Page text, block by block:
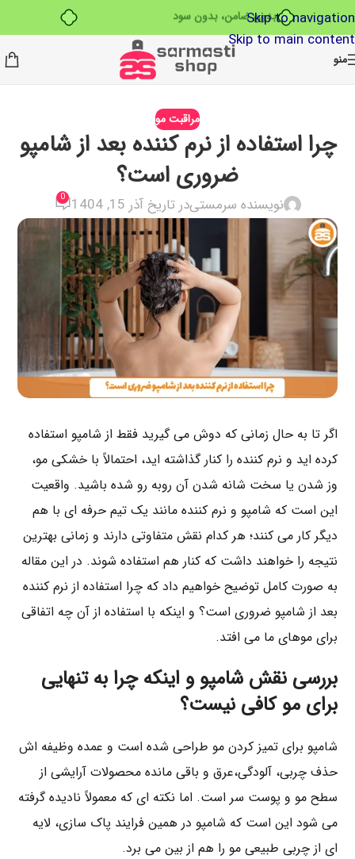
بدون ضامن، بدون سودSkip to navigation
Skip to main content
منو
مراقبت مو
چرا استفاده از نرم ‌کننده بعد از شامپو
ضروری است؟
نویسنده سرمستیدر تاریخ آذر 15, 1404 0
اگر تا به حال زمانی که دوش می گیرید فقط از شامپو استفاده
کرده ‌اید و نرم‌ کننده را کنار گذاشته‌ اید، احتمالاً با خشکی مو،
وز شدن یا سخت شانه شدن آن روبه ‌رو شده باشید. واقعیت
این است که شامپو و نرم‌ کننده مانند یک تیم حرفه‌ ای با هم
دیگر کار می ‌کنند؛ هر کدام نقش متفاوتی دارند و زمانی بهترین
نتیجه را خواهند داشت که کنار هم استفاده شوند. در این مقاله
به‌ صورت کامل توضیح خواهیم داد که چرا استفاده از نرم ‌کننده
بعد از شامپو ضروری است؟ و اینکه با استفاده از آن چه اتفاقی
برای موهای ما می ‌افتد.
بررسی نقش شامپو و اینکه چرا به تنهایی
برای مو کافی نیست؟
شامپو برای تمیز کردن مو طراحی شده است و عمده وظیفه ‌اش
حذف چربی، آلودگی،عرق و باقی‌ مانده محصولات آرایشی از
سطح مو و پوست سر است. اما نکته ‌ای که معمولاً نادیده گرفته
می ‌شود این است که شامپو در همین فرایند پاک‌ سازی، لایه
‌ای از چربی طبیعی مو را هم از بین می ‌برد.